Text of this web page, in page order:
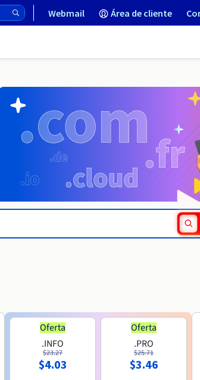
Webmail Área de cliente
Oferta
.INFO
$23.27
$4.03
Oferta
.PRO
$25.71
$3.46